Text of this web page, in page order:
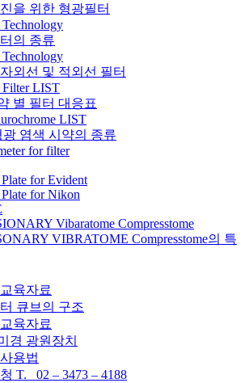
을 위한 형광필터
의 종류
외선 및 적외선 필터
Filter LIST
별 필터 대응표
LIST
광 염색 시약의 종류
for filter
for Evident
for Nikon
Vibaratome Compresstome
VIBRATOME Compresstome의 특
육자료
큐브의 구조
육자료
경 광원장치
용법
T. 02 – 3473 – 4188